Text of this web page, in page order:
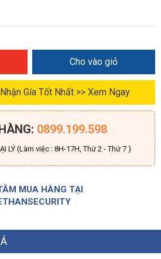
Cho vào giỏ
Gía Tốt Nhất >> Xem Ngay
0899.199.598
LÝ (Làm việc : 8H-17H, Thứ 2 - Thứ 7 )
MUA HÀNG TẠI